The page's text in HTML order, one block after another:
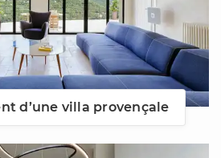
d’une villa provençale